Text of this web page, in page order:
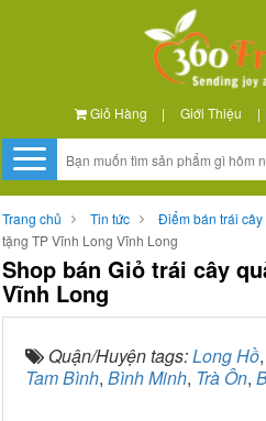
Giỏ Hàng | Giới Thiệu |
Trang chủ Tin tức Điểm bán trái cây
tặng TP Vĩnh Long Vĩnh Long
Shop bán Giỏ trái cây
Vĩnh Long
Quận/Huyện tags:Long Hồ,
Tam Bình, Bình Minh, Trà Ôn,